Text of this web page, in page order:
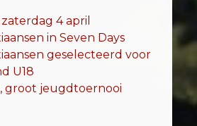
4 april
in Seven Days
geselecteerd voor
U18
groot jeugdtoernooi